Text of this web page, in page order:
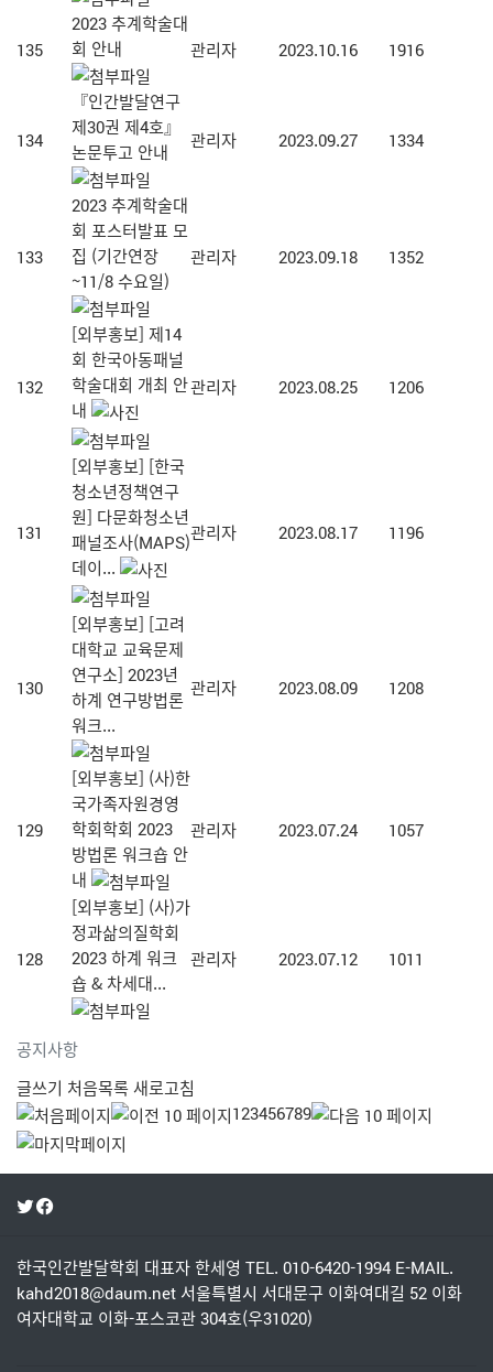
공지사항
135
2023 추계학술대
회 안내
관리자 2023.10.16 1916
134
『인간발달연구
제30권 제4호』
논문투고 안내
관리자 2023.09.27 1334
133
2023 추계학술대
회 포스터발표 모
집 (기간연장
~11/8 수요일)
관리자 2023.09.18 1352
132
[외부홍보] 제14
회 한국아동패널
학술대회 개최 안
내
관리자 2023.08.25 1206
131
[외부홍보] [한국
청소년정책연구
원] 다문화청소년
패널조사(MAPS)
데이...
관리자 2023.08.17 1196
130
[외부홍보] [고려
대학교 교육문제
연구소] 2023년
하계 연구방법론
워크...
관리자 2023.08.09 1208
129
[외부홍보] (사)한
국가족자원경영
학회학회 2023
방법론 워크숍 안
내
관리자 2023.07.24 1057
128
[외부홍보] (사)가
정과삶의질학회
2023 하계 워크
숍 & 차세대...
관리자 2023.07.12 1011
글쓰기 처음목록새로고침
123456789
한국인간발달학회 대표자 한세영 TEL. 010-6420-1994 E-MAIL.
kahd2018@daum.net 서울특별시 서대문구 이화여대길 52 이화
여자대학교 이화-포스코관 304호(우31020)